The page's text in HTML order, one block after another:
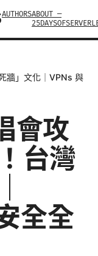
AUTHORSABOUT —
牆」文化｜VPNs 與
會攻
台灣
全全